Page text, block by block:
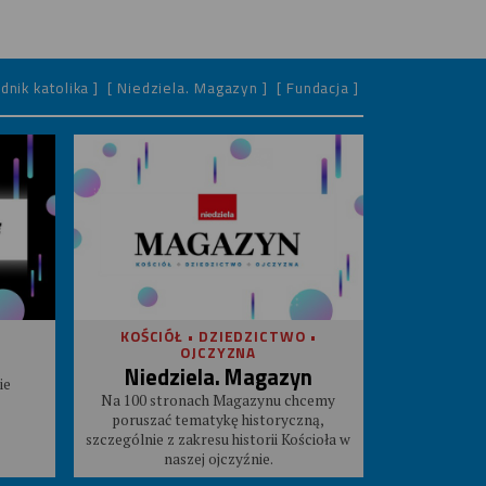
katolika ] [ Niedziela. Magazyn ] [ Fundacja ]
KOŚCIÓŁ • DZIEDZICTWO •
OJCZYZNA
Niedziela. Magazyn
Na 100 stronach Magazynu chcemy
poruszać tematykę historyczną,
szczególnie z zakresu historii Kościoła w
naszej ojczyźnie.